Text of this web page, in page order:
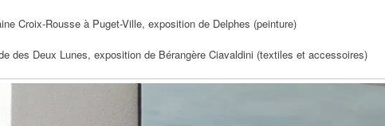
Croix-Rousse à Puget-Ville, exposition de Delphes (peinture)
des Deux Lunes, exposition de Bérangère Ciavaldini (textiles et accessoires)